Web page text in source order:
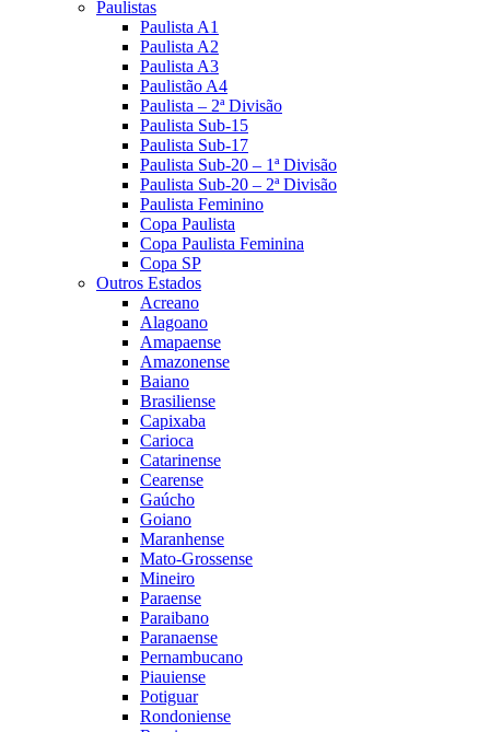
Paulistas
Paulista A1
Paulista A2
Paulista A3
Paulistão A4
Paulista – 2ª Divisão
Paulista Sub-15
Paulista Sub-17
Paulista Sub-20 – 1ª Divisão
Paulista Sub-20 – 2ª Divisão
Paulista Feminino
Copa Paulista
Copa Paulista Feminina
Copa SP
Outros Estados
Acreano
Alagoano
Amapaense
Amazonense
Baiano
Brasiliense
Capixaba
Carioca
Catarinense
Cearense
Gaúcho
Goiano
Maranhense
Mato-Grossense
Mineiro
Paraense
Paraibano
Paranaense
Pernambucano
Piauiense
Potiguar
Rondoniense